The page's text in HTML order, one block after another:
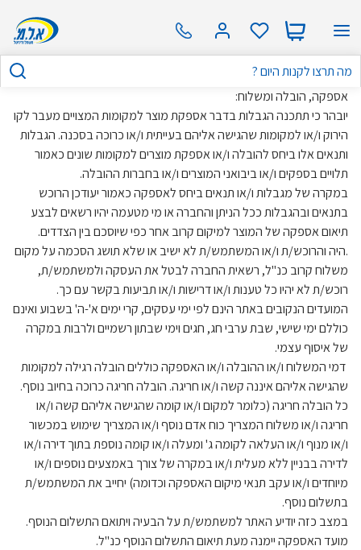
אספקה, הובלה ומשלוח:
יובהר כי תתכנה הגבלות בדבר אספקת מוצר למקומות המצויים מעבר לקו
הירוק ו/או למקומות שהגישה אליהם בעייתית ו/או כרוכה בסכנה. הגבלות
ותנאים אלו ביחס להובלה ו/או אספקת מוצרים למקומות שונים כאמור
תלויים בספקים ו/או ביבואני המוצרים ו/או בחברות ההובלה.
במקרה של מגבלות ו/או תנאים ביחס לאספקה כאמור יעודכן הרוכש
בתנאים ובהגבלות ככל הניתן והחברה או מי מטעמה יהיו רשאים לבצע
תיאום אספקה של המוצר למיקום קרוב אחר כפי שיוסכם בין הצדדים.
.היה והרוכש/ת ו/או המשתמש/ת לא ישיב או שלא תושג הסכמה על מקום
משלוח קרוב כנ"ל, רשאית החברה לבטל את העסקה ולמשתמש/ת,
רוכש/ת לא יהיו כל טענות ו/או דרישות ו/או תביעות בקשר עם כך.
המועדים הנקובים באתר הינם לפי ימי עסקים, קרי ימים א'-ה' בשבוע ואינם
כוללם ימי שישי, שבת ערבי חג, חגים וימי שבתון רשמיים ולרבות במקרה
של איסוף עצמי.
דמי המשלוח ו/או ההובלה ו/או האספקה כוללים הובלה רגילה למקומות
שהגישה אליהם איננה קשה ו/או חריגה. הובלה חריגה כרוכה בחיוב נוסף.
כל הובלה חריגה (כלומר למקום ו/או קומה שהגישה אליהם קשה ו/או
חריגה ו/או משלוח המצריך כוח אדם נוסף ו/או המצריך שימוש במכשור
ו/או מנוף ו/או העלאה לקומה ג' ומעלה ו/או קומה נוספת בתוך דירה ו/או
לדירה בבניין ללא מעלית ו/או במקרה של צורך באמצעים נוספים ו/או
מיוחדים ו/או עקב תנאי מיקום האספקה וכדומה) יחייב את המשתמש/ת
בתשלום נוסף.
במצב כזה יודיע האתר למשתמש/ת על הבעיה ויתואם התשלום הנוסף.
מועד האספקה יימנה מעת תיאום התשלום הנוסף כנ"ל.